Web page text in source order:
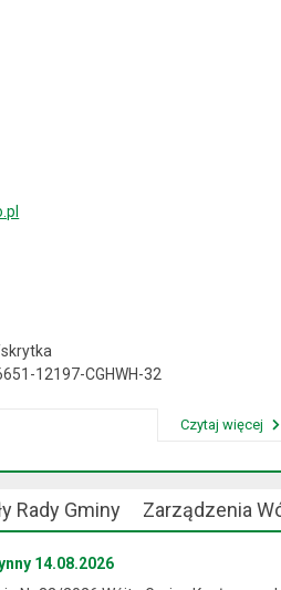
12197-CGHWH-32
Czytaj więcej
Rady Gminy Zarządzenia
14.08.2026